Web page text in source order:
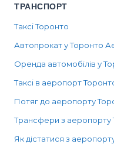
ТРАНСПОРТ
Таксі Торонто
Автопрокат у Торонто
Оренда автомобілів у
Таксі в аеропорт
Потяг до аеропорту
Трансфери з аеропорту
Як дістатися з